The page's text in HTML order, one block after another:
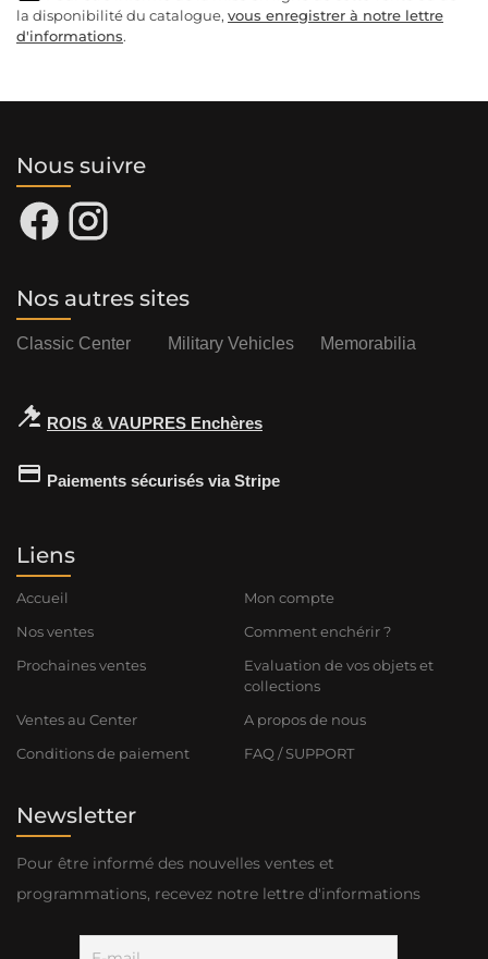
la disponibilité du catalogue, vous enregistrer à notre lettre
d'informations.
Nous suivre
Nos autres sites
Classic Center Military Vehicles Memorabilia
ROIS & VAUPRES Enchères
Paiements sécurisés via Stripe
Liens
Accueil
Mon compte
Nos ventes
Comment enchérir ?
Prochaines ventes
Evaluation de vos objets et
collections
Ventes au Center
A propos de nous
Conditions de paiement
FAQ / SUPPORT
Newsletter
Pour être informé des nouvelles ventes et
programmations, recevez notre lettre d'informations